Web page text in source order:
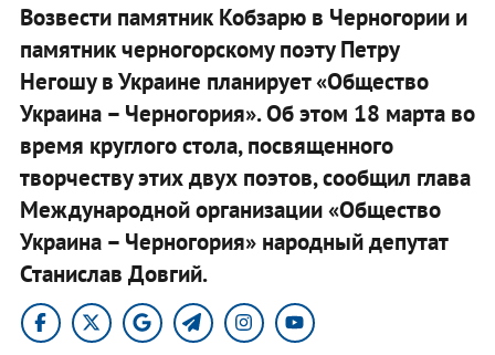
Возвести памятник Кобзарю в Черногории и
памятник черногорскому поэту Петру
Негошу в Украине планирует «Общество
Украина – Черногория». Об этом 18 марта во
время круглого стола, посвященного
творчеству этих двух поэтов, сообщил глава
Международной организации «Общество
Украина – Черногория» народный депутат
Станислав Довгий.